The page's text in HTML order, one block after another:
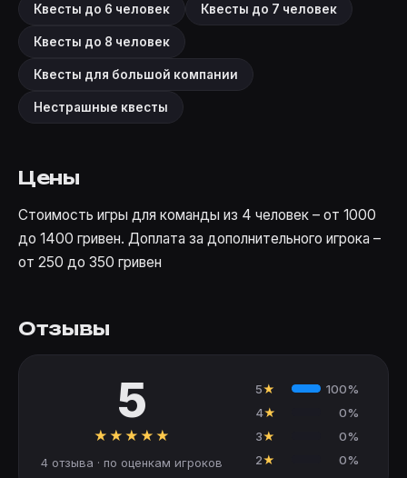
Квесты до 6 человек Квесты до 7 человек
Квесты до 8 человек
Квесты для большой компании
Нестрашные квесты
Цены
Стоимость игры для команды из 4 человек – от 1000
до 1400 гривен. Доплата за дополнительного игрока –
от 250 до 350 гривен
Отзывы
5
★ ★ ★ ★ ★
4 отзыва · по оценкам игроков
5★
100%
4★
0%
3★
0%
2★ 0%